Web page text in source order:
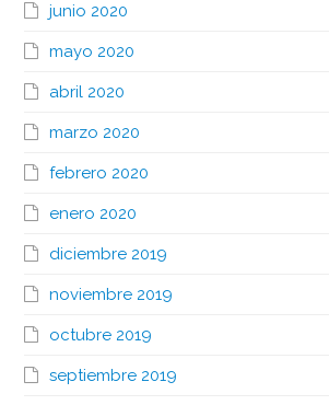
junio 2020
mayo 2020
abril 2020
marzo 2020
febrero 2020
enero 2020
diciembre 2019
noviembre 2019
octubre 2019
septiembre 2019